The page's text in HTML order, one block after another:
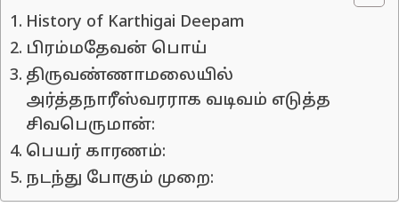
History of Karthigai Deepam
பிரம்மதேவன் பொய்
திருவண்ணாமலையில்
அர்த்தநாரீஸ்வரராக வடிவம் எடுத்த
சிவபெருமான்:
பெயர் காரணம்:
நடந்து போகும் முறை: